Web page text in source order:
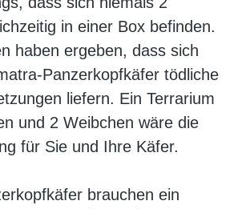
in einer Box befinden.
haben ergeben, dass sich
Panzerkopfkäfer tödliche
liefern. Ein Terrarium
und 2 Weibchen wäre die
für Sie und Ihre Käfer.
brauchen ein